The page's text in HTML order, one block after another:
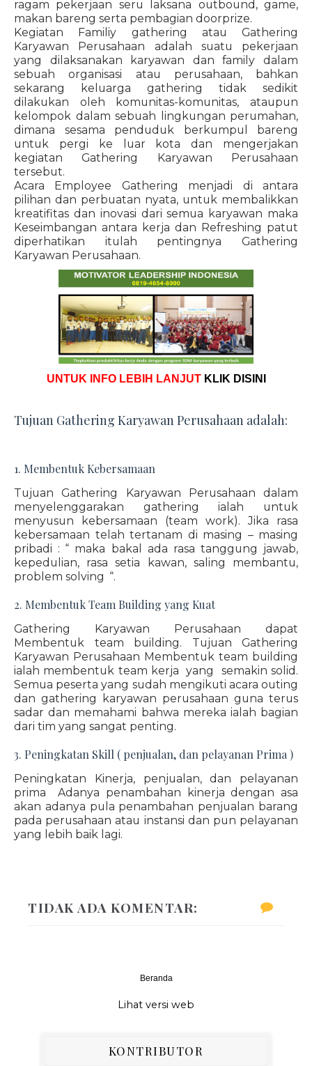
ragam pekerjaan seru laksana outbound, game,
makan bareng serta pembagian doorprize.
Kegiatan Familiy gathering atau Gathering
Karyawan Perusahaan adalah suatu pekerjaan
yang dilaksanakan karyawan dan family dalam
sebuah organisasi atau perusahaan, bahkan
sekarang keluarga gathering tidak sedikit
dilakukan oleh komunitas-komunitas, ataupun
kelompok dalam sebuah lingkungan perumahan,
dimana sesama penduduk berkumpul bareng
untuk pergi ke luar kota dan mengerjakan
kegiatan Gathering Karyawan Perusahaan
tersebut.
Acara Employee Gathering menjadi di antara
pilihan dan perbuatan nyata, untuk membalikkan
kreatifitas dan inovasi dari semua karyawan maka
Keseimbangan antara kerja dan Refreshing patut
diperhatikan itulah pentingnya Gathering
Karyawan Perusahaan.
UNTUK INFO LEBIH LANJUT KLIK DISINI
Tujuan Gathering Karyawan Perusahaan adalah:
1. Membentuk Kebersamaan
Tujuan Gathering Karyawan Perusahaan dalam
menyelenggarakan gathering ialah untuk
menyusun kebersamaan (team work). Jika rasa
kebersamaan telah tertanam di masing – masing
pribadi : “ maka bakal ada rasa tanggung jawab,
kepedulian, rasa setia kawan, saling membantu,
problem solving “.
2. Membentuk Team Building yang Kuat
Gathering Karyawan Perusahaan dapat
Membentuk team building. Tujuan Gathering
Karyawan Perusahaan Membentuk team building
ialah membentuk team kerja yang semakin solid.
Semua peserta yang sudah mengikuti acara outing
dan gathering karyawan perusahaan guna terus
sadar dan memahami bahwa mereka ialah bagian
dari tim yang sangat penting.
3. Peningkatan Skill ( penjualan, dan pelayanan Prima )
Peningkatan Kinerja, penjualan, dan pelayanan
prima Adanya penambahan kinerja dengan asa
akan adanya pula penambahan penjualan barang
pada perusahaan atau instansi dan pun pelayanan
yang lebih baik lagi.
TIDAK ADA KOMENTAR:
Beranda
Lihat versi web
KONTRIBUTOR